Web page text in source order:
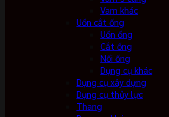
Vam khác
Uốn cắt ống
Uốn ống
Cắt ống
Nối ống
Dụng cụ khác
Dụng cụ xây dựng
Dụng cụ thủy lực
Thang